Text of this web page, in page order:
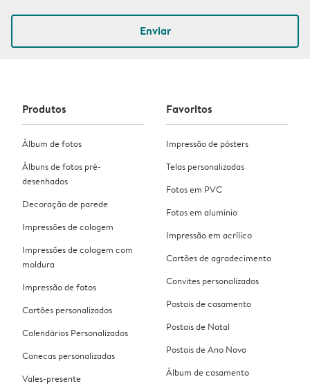
Enviar
Produtos
Álbum de fotos
Álbuns de fotos pré-
desenhados
Decoração de parede
Impressões de colagem
Impressões de colagem com
moldura
Impressão de fotos
Cartões personalizados
Calendários Personalizados
Canecas personalizadas
Vales-presente
Favoritos
Impressão de pósters
Telas personalizadas
Fotos em PVC
Fotos em alumínio
Impressão em acrílico
Cartões de agradecimento
Convites personalizados
Postais de casamento
Postais de Natal
Postais de Ano Novo
Álbum de casamento